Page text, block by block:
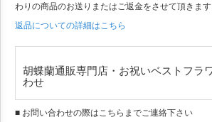
わりの商品のお送りまたはご返金をさせて頂きます
返品についての詳細はこちら
胡蝶蘭通販専門店・お祝いベストフラ
わせ
■ お問い合わせの際はこちらまでご連絡下さい